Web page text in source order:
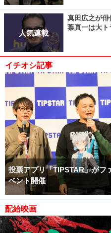
人気連載
真田広之が
葉真一は大
イチオシ記事
投票アプリ「TIPSTAR」がフ
ベント開催
配給映画